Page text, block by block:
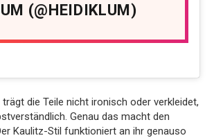
(@HEIDIKLUM)
die Teile nicht ironisch oder verkleidet,
Genau das macht den
Kaulitz-Stil funktioniert an ihr genauso